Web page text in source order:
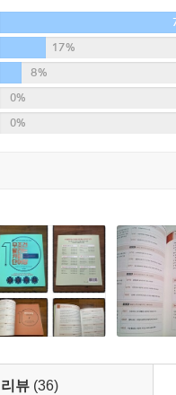
고 싶은 직업 3위로 유튜
튜브를 검색하고, 자기 취
의 삶 속에서 먹고 마시고
도움받을 수 있다는 것이
받고 싶은데 그 방법을
으려면 어떻게 해야 하는
내용을 프레임해서 질문하
과 심리학, 소비자 심리학
과 집대성’ 같은 카피가
가질 수 있다니, 대단한 책
17%
8%
0%
0%
뷰 (36)